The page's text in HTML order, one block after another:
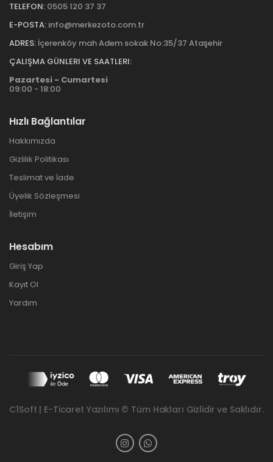
TELEFON: 0505 120 37 37
E-POSTA: info@merkezoto.com.tr
ADRES: İçerenköy mah Adem sokak No:35/37 Ataşehir
ÇALIŞMA GÜNLERI VE SAATLERI:
Pazartesi - Cumartesi
09:00 - 18:00
Hızlı Bağlantılar
Hakkımızda
Gizlilik Politikası
Teslimat ve İade
Üyelik Sözleşmesi
İletişim
Hesabım
Giriş Yap
Kayıt Ol
Yardım
C1Soft | E-Ticaret Yazılımı © Tüm Hakları Gizlidir ve Saklıdır.